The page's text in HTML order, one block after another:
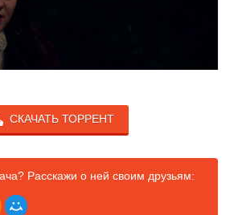
СКАЧАТЬ ТОРРЕНТ
Расскажи о ней своим друзьям: